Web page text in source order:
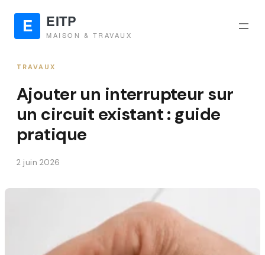
TRAVAUX
Ajouter un interrupteur sur
un circuit existant : guide
pratique
2 juin 2026